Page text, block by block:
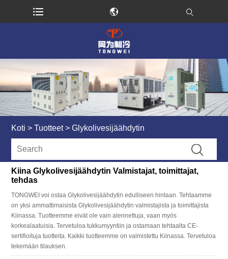
Koti > Tuotteet > Glykolivesijäähdytin
Kiina Glykolivesijäähdytin Valmistajat, toimittajat,
tehdas
TONGWEI voi ostaa Glykolivesijäähdytin edulliseen hintaan. Tehtaamme
on yksi ammattimaisista Glykolivesijäähdytin valmistajista ja toimittajista
Kiinassa. Tuotteemme eivät ole vain alennettuja, vaan myös
korkealaatuisia. Tervetuloa tukkumyyntiin ja ostamaan tehtaalta CE-
sertifioituja tuotteita. Kaikki tuotteemme on valmistettu Kiinassa. Tervetuloa
tekemään tilauksen.